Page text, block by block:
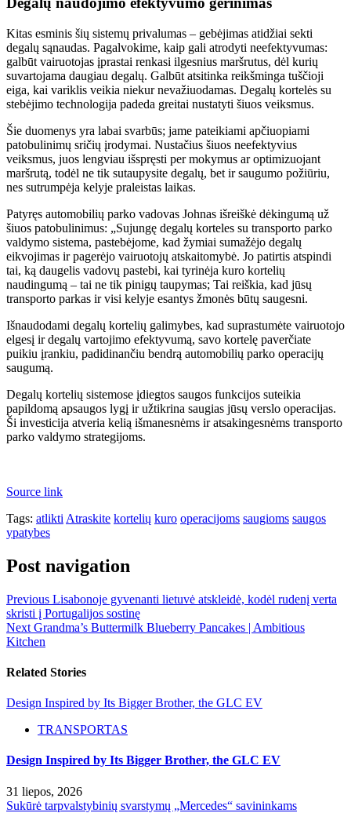
Kitas esminis šių sistemų privalumas – gebėjimas atidžiai sekti
degalų sąnaudas. Pagalvokime, kaip gali atrodyti neefektyvumas:
galbūt vairuotojas įprastai renkasi ilgesnius maršrutus, dėl kurių
suvartojama daugiau degalų. Galbūt atsitinka reikšminga tuščioji
eiga, kai variklis veikia niekur nevažiuodamas. Degalų kortelės su
stebėjimo technologija padeda greitai nustatyti šiuos veiksmus.
Šie duomenys yra labai svarbūs; jame pateikiami apčiuopiami
patobulinimų sričių įrodymai. Nustačius šiuos neefektyvius
veiksmus, juos lengviau išspręsti per mokymus ar optimizuojant
maršrutą, todėl ne tik sutaupysite degalų, bet ir saugumo požiūriu,
nes sutrumpėja kelyje praleistas laikas.
Patyręs automobilių parko vadovas Johnas išreiškė dėkingumą už
šiuos patobulinimus: „Sujungę degalų korteles su transporto parko
valdymo sistema, pastebėjome, kad žymiai sumažėjo degalų
eikvojimas ir pagerėjo vairuotojų atskaitomybė. Jo patirtis atspindi
tai, ką daugelis vadovų pastebi, kai tyrinėja kuro kortelių
naudingumą – tai ne tik pinigų taupymas; Tai reiškia, kad jūsų
transporto parkas ir visi kelyje esantys žmonės būtų saugesni.
Išnaudodami degalų kortelių galimybes, kad suprastumėte vairuotojo
elgesį ir degalų vartojimo efektyvumą, savo kortelę paverčiate
puikiu įrankiu, padidinančiu bendrą automobilių parko operacijų
saugumą.
Degalų kortelių sistemose įdiegtos saugos funkcijos suteikia
papildomą apsaugos lygį ir užtikrina saugias jūsų verslo operacijas.
Ši investicija atveria kelią išmanesnėms ir atsakingesnėms transporto
parko valdymo strategijoms.
Source link
Tags: atlikti Atraskite kortelių kuro operacijoms saugioms saugos
ypatybes
Post navigation
Previous Lisabonoje gyvenanti lietuvė atskleidė, kodėl rudenį verta
skristi į Portugalijos sostinę
Next Grandma’s Buttermilk Blueberry Pancakes | Ambitious
Kitchen
Related Stories
Design Inspired by Its Bigger Brother, the GLC EV
TRANSPORTAS
Design Inspired by Its Bigger Brother, the GLC EV
31 liepos, 2026
Sukūrė tarpvalstybinių svarstymų „Mercedes“ savininkams